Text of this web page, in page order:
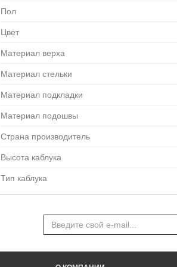
Пол
Цвет
Материал верха
Материал стельки
Материал подкладки
Материал подошвы
Страна производитель
Высота каблука
Тип каблука